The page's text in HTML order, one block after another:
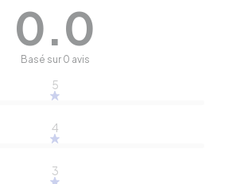
0.0
Basé sur 0 avis
5
4
3